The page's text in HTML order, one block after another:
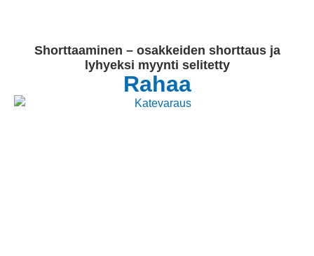
Shorttaaminen – osakkeiden shorttaus ja
lyhyeksi myynti selitetty
Rahaa